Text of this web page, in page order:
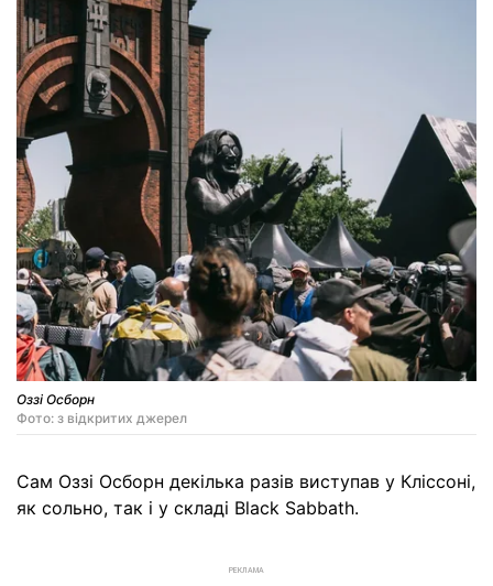
Оззі Осборн
Фото: з відкритих джерел
Сам Оззі Осборн декілька разів виступав у Кліссоні,
як сольно, так і у складі Black Sabbath.
РЕКЛАМА